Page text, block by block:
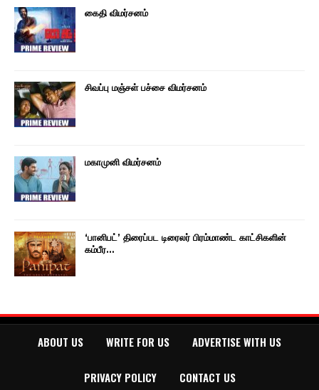
கைதி விமர்சனம்
சிவப்பு மஞ்சள் பச்சை விமர்சனம்
மகாமுனி விமர்சனம்
‘பானிபட்’ திரைப்பட டிரைலர் பிரம்மாண்ட காட்சிகளின்
கம்பீர…
ABOUT US WRITE FOR US ADVERTISE WITH US
PRIVACY POLICY CONTACT US